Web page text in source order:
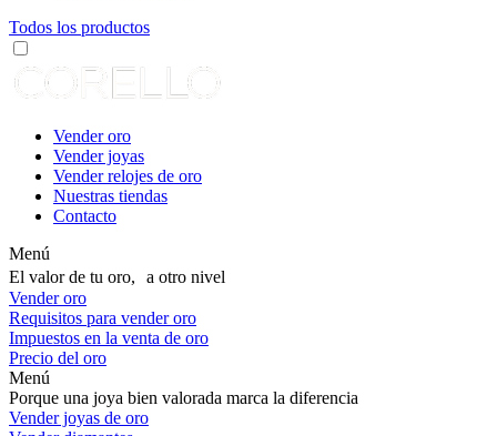
Todos los productos
Vender oro
Vender joyas
Vender relojes de oro
Nuestras tiendas
Contacto
Menú
El valor de tu oro, a otro nivel
Vender oro
Requisitos para vender oro
Impuestos en la venta de oro
Precio del oro
Menú
Porque una joya bien valorada marca la diferencia
Vender joyas de oro